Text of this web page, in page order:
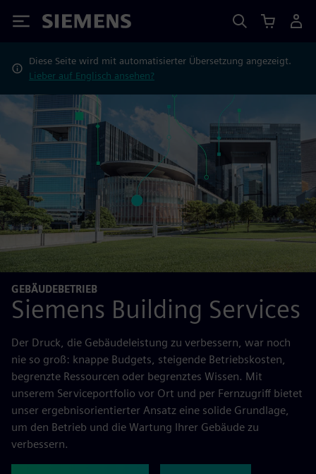
Siemens
Diese Seite wird mit automatisierter Übersetzung angezeigt.
Lieber auf Englisch ansehen?
GEBÄUDEBETRIEB
Siemens Building Services
Der Druck, die Gebäudeleistung zu verbessern, war noch
nie so groß: knappe Budgets, steigende Betriebskosten,
begrenzte Ressourcen oder begrenztes Wissen. Mit
unserem Serviceportfolio vor Ort und per Fernzugriff bietet
unser ergebnisorientierter Ansatz eine solide Grundlage,
um den Betrieb und die Wartung Ihrer Gebäude zu
verbessern.